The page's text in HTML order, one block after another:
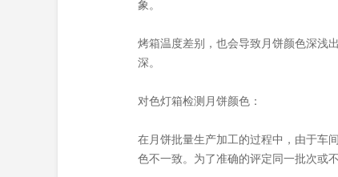
象。
烤箱温度差别，也会导致月饼颜色深浅
深。
对色灯箱检测月饼颜色：
在月饼批量生产加工的过程中，由于车
色不一致。为了准确的评定同一批次或